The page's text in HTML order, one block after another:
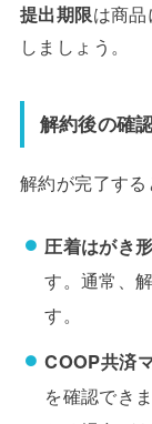
提出期限は商
しましょう。
解約後の確
解約が完了する
圧着はがき
す。通常、
す。
COOP共済
を確認でき